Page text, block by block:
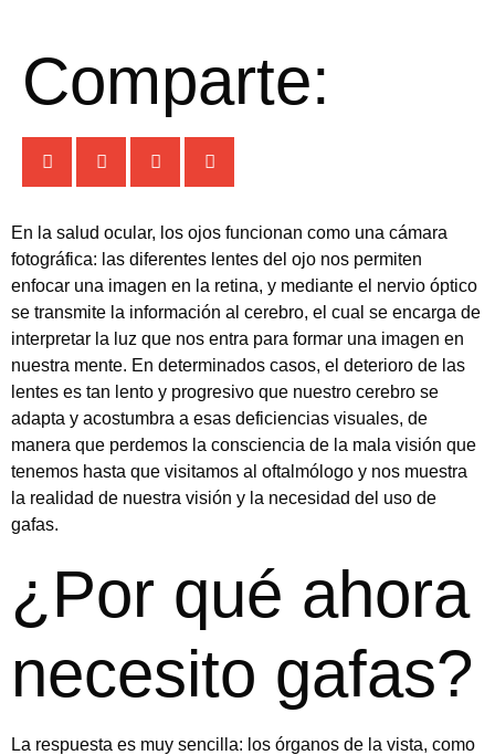
Comparte:
En la salud ocular, los ojos funcionan como una cámara
fotográfica: las diferentes lentes del ojo nos permiten
enfocar una imagen en la retina, y mediante el nervio óptico
se transmite la información al cerebro, el cual se encarga de
interpretar la luz que nos entra para formar una imagen en
nuestra mente. En determinados casos, el deterioro de las
lentes es tan lento y progresivo que nuestro cerebro se
adapta y acostumbra a esas deficiencias visuales, de
manera que perdemos la consciencia de la mala visión que
tenemos hasta que visitamos al oftalmólogo y nos muestra
la realidad de nuestra visión y la necesidad del uso de
gafas.
¿Por qué ahora
necesito gafas?
La respuesta es muy sencilla: los órganos de la vista, como